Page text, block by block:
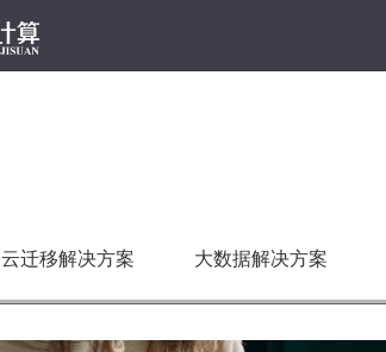
云迁移解决方案 大数据解决方案